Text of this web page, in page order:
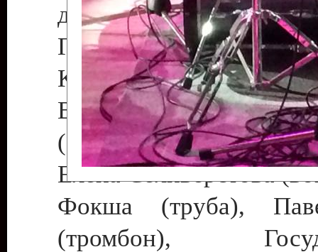
джазовые музыканты
Галина Деде
Китаев (бас-
Воленберг (ударные),
(саксофон), Наталья
Елена Селиверстова
Фокша (труба),
(тромбон),